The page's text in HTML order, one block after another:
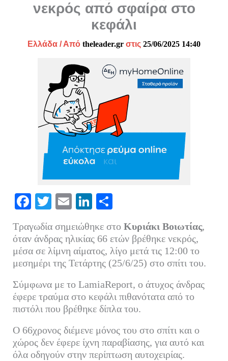
νεκρός από σφαίρα στο
κεφάλι
Ελλάδα / Από theleader.gr στις 25/06/2025 14:40
Fa
bo
ok
T
tte
r
E
ail
Li
ed
In
ρ
α
στ
εί
τε
Τραγωδία σημειώθηκε στοΚυριάκι Βοιωτίας,
όταν άνδρας ηλικίας 66 ετών βρέθηκε νεκρός,
μέσα σε λίμνη αίματος, λίγο μετά τις 12:00 το
μεσημέρι της Τετάρτης (25/6/25) στο σπίτι του.
Σύμφωνα με το LamiaReport, ο άτυχος άνδρας
έφερε τραύμα στο κεφάλι πιθανότατα από το
πιστόλι που βρέθηκε δίπλα του.
Ο 66χρονος διέμενε μόνος του στο σπίτι και ο
χώρος δεν έφερε ίχνη παραβίασης, για αυτό και
όλα οδηγούν στην περίπτωση αυτοχειρίας.